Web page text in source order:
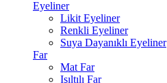
Eyeliner
Likit Eyeliner
Renkli Eyeliner
Suya Dayanıklı Eyeliner
Far
Mat Far
Işıltılı Far